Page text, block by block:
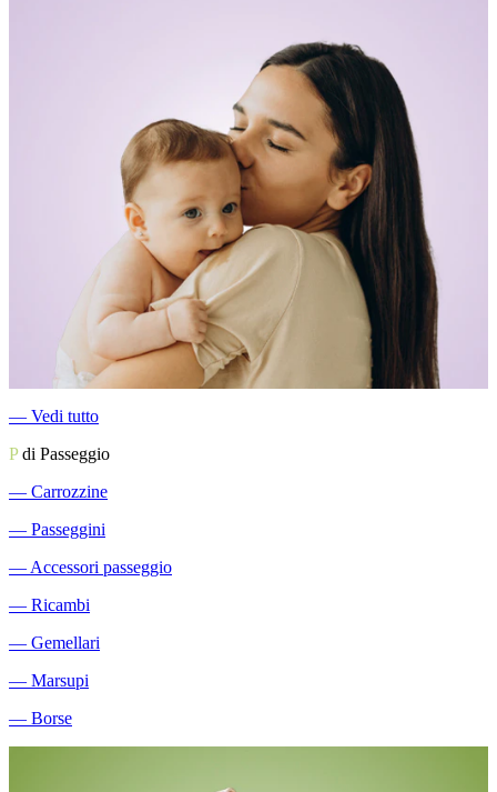
― Vedi tutto
Pdi Passeggio
― Carrozzine
― Passeggini
― Accessori passeggio
― Ricambi
― Gemellari
― Marsupi
― Borse